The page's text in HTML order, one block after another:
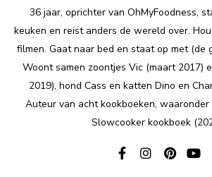
36 jaar, oprichter van OhMyFoodness,
keuken en reist anders de wereld over.
filmen. Gaat naar bed en staat op met (de
Woont samen zoontjes Vic (maart 2017)
2019), hond Cass en katten Dino en
Auteur van acht kookboeken,
Slowcooker kookboek